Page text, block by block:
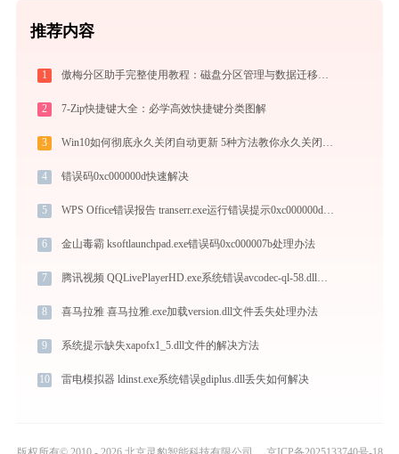
推荐内容
1 傲梅分区助手完整使用教程：磁盘分区管理与数据迁移实战指南
2 7-Zip快捷键大全：必学高效快捷键分类图解
3 Win10如何彻底永久关闭自动更新 5种方法教你永久关闭win10自动更新
4 错误码0xc000000d快速解决
5 WPS Office错误报告 transerr.exe运行错误提示0xc000000d的解决办法
6 金山毒霸 ksoftlaunchpad.exe错误码0xc000007b处理办法
7 腾讯视频 QQLivePlayerHD.exe系统错误avcodec-ql-58.dll丢失如何解决
8 喜马拉雅 喜马拉雅.exe加载version.dll文件丢失处理办法
9 系统提示缺失xapofx1_5.dll文件的解决方法
10 雷电模拟器 ldinst.exe系统错误gdiplus.dll丢失如何解决